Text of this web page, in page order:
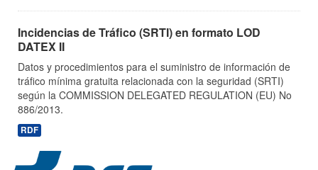
Incidencias de Tráfico (SRTI) en formato LOD
DATEX II
Datos y procedimientos para el suministro de información de
tráfico mínima gratuita relacionada con la seguridad (SRTI)
según la COMMISSION DELEGATED REGULATION (EU) No
886/2013.
RDF